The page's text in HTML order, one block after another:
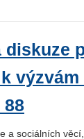
diskuze
výzvám
88
a sociálních